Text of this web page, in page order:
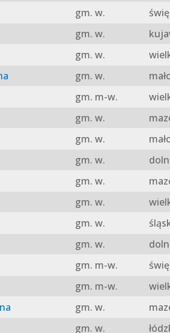
gm. w.
gm. w.
gm. w.
gm. w.
gm. m-w.
gm. w.
gm. w.
gm. w.
gm. w.
gm. w.
gm. w.
gm. w.
gm. m-w.
gm. m-w.
gm. w.
gm. w.